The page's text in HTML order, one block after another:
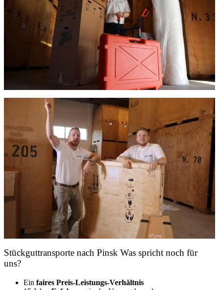
Stückguttransporte nach Pinsk Was spricht noch für
uns?
Ein faires Preis-Leistungs-Verhältnis